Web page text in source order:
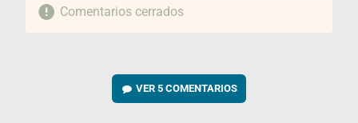
Comentarios cerrados
VER5 COMENTARIOS